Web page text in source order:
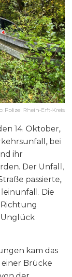
Polizei Rhein-Erft-Kreis
14. Oktober,
bei
ihr
Der Unfall,
passierte,
Die
Unglück
kam das
Brücke